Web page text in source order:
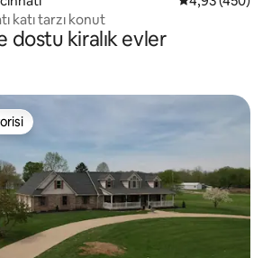
katı tarzı konut
dostu kiralık evler
en beğenilenler arasında